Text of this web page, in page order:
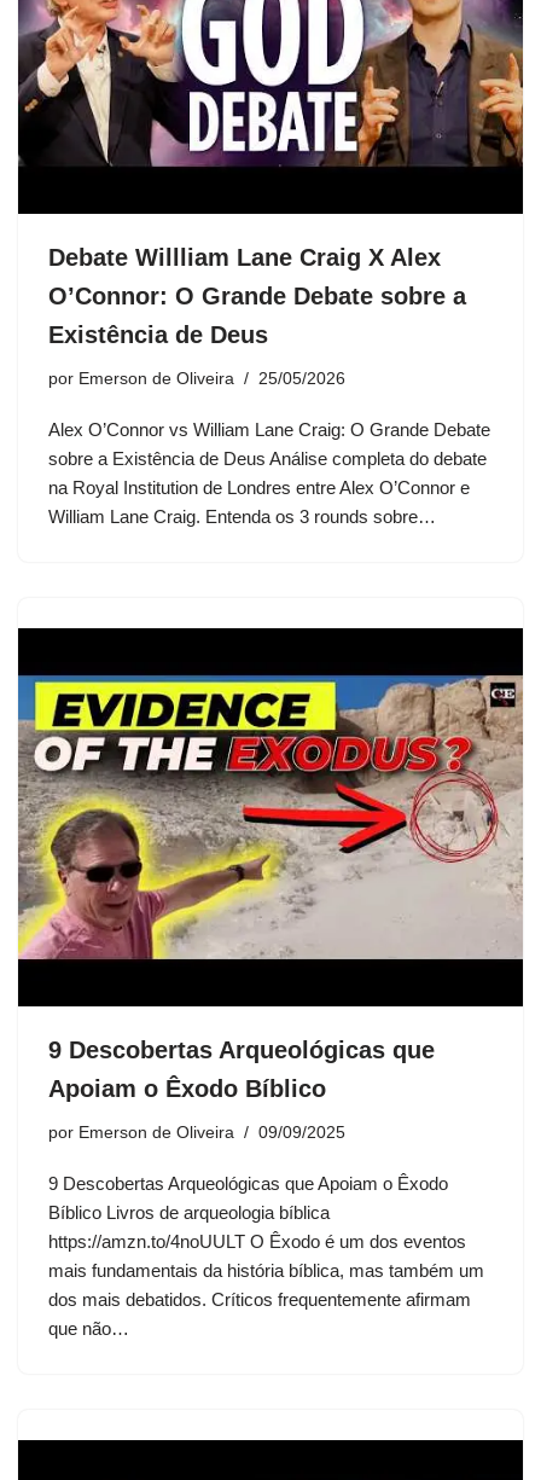
Debate Willliam Lane Craig X Alex
O’Connor: O Grande Debate sobre a
Existência de Deus
por Emerson de Oliveira 25/05/2026
Alex O’Connor vs William Lane Craig: O Grande Debate
sobre a Existência de Deus Análise completa do debate
na Royal Institution de Londres entre Alex O’Connor e
William Lane Craig. Entenda os 3 rounds sobre…
9 Descobertas Arqueológicas que
Apoiam o Êxodo Bíblico
por Emerson de Oliveira 09/09/2025
9 Descobertas Arqueológicas que Apoiam o Êxodo
Bíblico Livros de arqueologia bíblica
https://amzn.to/4noUULT O Êxodo é um dos eventos
mais fundamentais da história bíblica, mas também um
dos mais debatidos. Críticos frequentemente afirmam
que não…